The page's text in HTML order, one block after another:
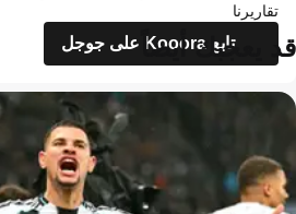
تقاريرنا
تابع Kooora على جوجل
قد يعجبك أيضاً